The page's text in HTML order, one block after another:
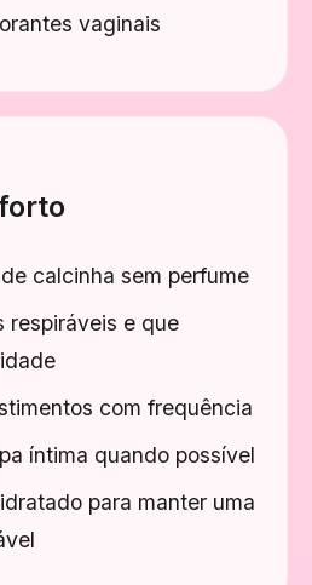
vaginais
calcinha sem perfume
respiráveis e que
com frequência
íntima quando possível
para manter uma